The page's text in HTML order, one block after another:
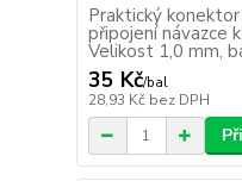
Praktický
připojení návazce
Velikost 1,0 mm,
35 Kč/bal
28,93 Kč bez DPH